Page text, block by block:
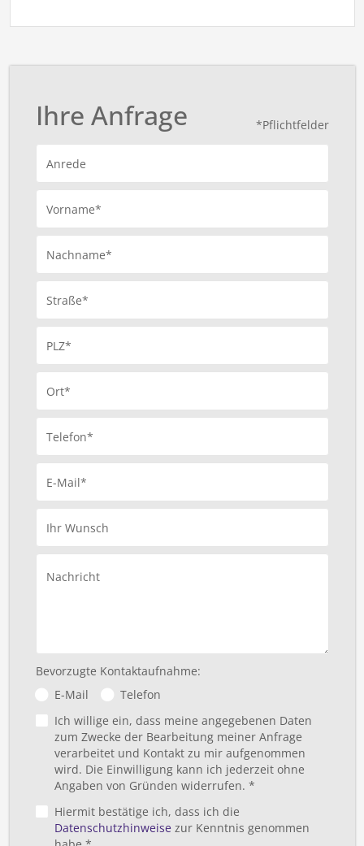
*Pflichtfelder
Ihre Anfrage
Anrede
Vorname*
Nachname*
Straße*
PLZ*
Ort*
Telefon*
E-Mail*
Ihr Wunsch
Nachricht
Bevorzugte Kontaktaufnahme:
E-Mail
Telefon
Ich willige ein, dass meine angegebenen Daten
zum Zwecke der Bearbeitung meiner Anfrage
verarbeitet und Kontakt zu mir aufgenommen
wird. Die Einwilligung kann ich jederzeit ohne
Angaben von Gründen widerrufen. *
Hiermit bestätige ich, dass ich die
Datenschutzhinweisezur Kenntnis genommen